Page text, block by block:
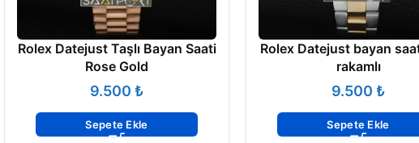
Rolex Datejust Taşlı Bayan Saati
Rose Gold
₺
Sepete Ekle
Rolex Datejust bayan
rakamlı
₺
Sepete Ekle